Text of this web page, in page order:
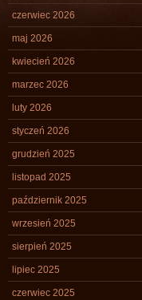
czerwiec 2026
maj 2026
kwiecień 2026
marzec 2026
luty 2026
styczeń 2026
grudzień 2025
listopad 2025
październik 2025
wrzesień 2025
sierpień 2025
lipiec 2025
czerwiec 2025